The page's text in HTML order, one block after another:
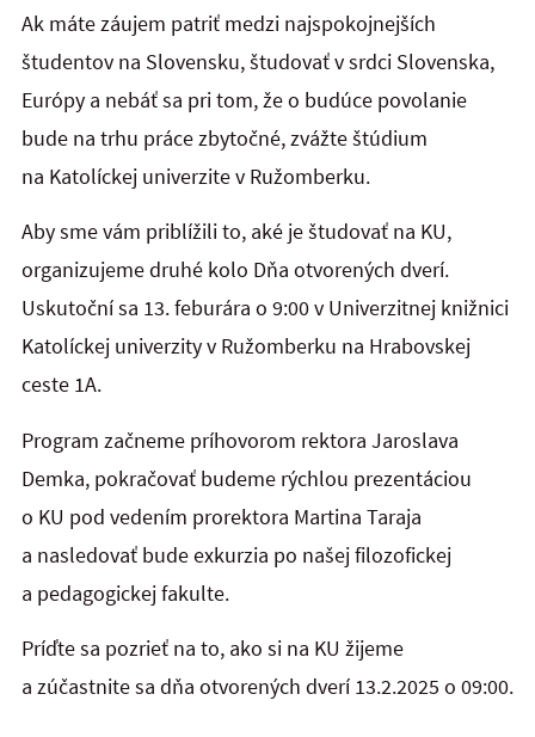
Ak máte záujem patriť medzi najspokojnejších
študentov na Slovensku, študovať v srdci Slovenska,
Európy a nebáť sa pri tom, že o budúce povolanie
bude na trhu práce zbytočné, zvážte štúdium
na Katolíckej univerzite v Ružomberku.
Aby sme vám priblížili to, aké je študovať na KU,
organizujeme druhé kolo Dňa otvorených dverí.
Uskutoční sa 13. feburára o 9:00 v Univerzitnej knižnici
Katolíckej univerzity v Ružomberku na Hrabovskej
ceste 1A.
Program začneme príhovorom rektora Jaroslava
Demka, pokračovať budeme rýchlou prezentáciou
o KU pod vedením prorektora Martina Taraja
a nasledovať bude exkurzia po našej filozofickej
a pedagogickej fakulte.
Príďte sa pozrieť na to, ako si na KU žijeme
a zúčastnite sa dňa otvorených dverí 13.2.2025 o 09:00.